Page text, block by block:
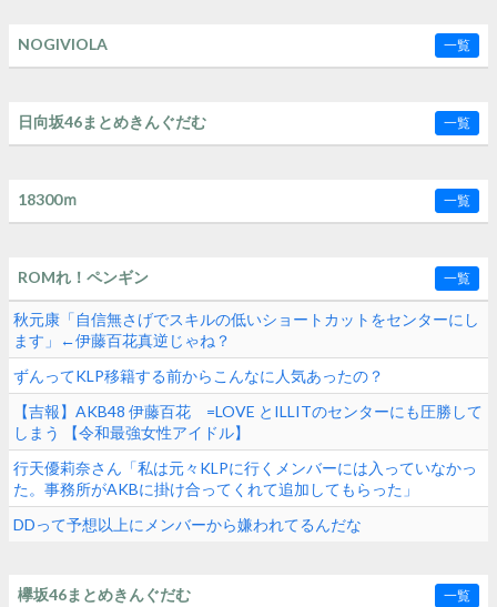
NOGIVIOLA 一覧
日向坂46まとめきんぐだむ 一覧
18300ｍ 一覧
ROMれ！ペンギン 一覧
秋元康「自信無さげでスキルの低いショートカットをセンターにし
ます」←伊藤百花真逆じゃね？
ずんってKLP移籍する前からこんなに人気あったの？
【吉報】AKB48 伊藤百花 =LOVE とILLITのセンターにも圧勝して
しまう 【令和最強女性アイドル】
行天優莉奈さん「私は元々KLPに行くメンバーには入っていなかっ
た。事務所がAKBに掛け合ってくれて追加してもらった」
DDって予想以上にメンバーから嫌われてるんだな
欅坂46まとめきんぐだむ 一覧